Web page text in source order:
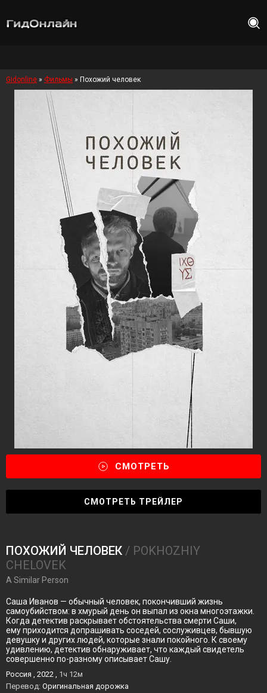
Gidonline » Фильмы » Похожий человек
СМОТРЕТЬ
СМОТРЕТЬ ТРЕЙЛЕР
ПОХОЖИЙ ЧЕЛОВЕК / POKHOZHIY
CHELOVEK
A Similar Person
Саша Иванов — обычный человек, покончивший жизнь
самоубийством: в хмурый день он выпал из окна многоэтажки.
Когда детектив раскрывает обстоятельства смерти Саши,
ему приходится допрашивать соседей, сослуживцев, бывшую
девушку и других людей, которые знали покойного. К своему
удивлению, детектив обнаруживает, что каждый свидетель
совершенно по-разному описывает Сашу.
Россия , 2022 , 1ч 12м
Перевод: Оригинальная дорожка